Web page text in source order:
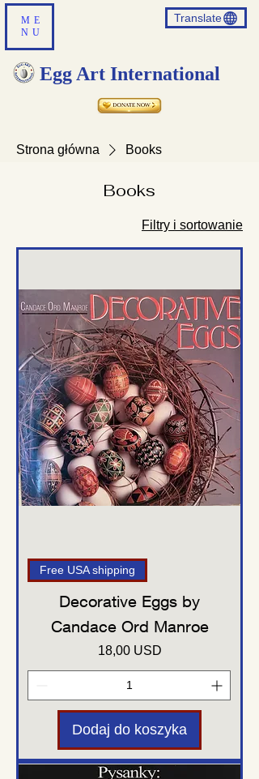
ME
NU
Translate
Egg Art International
Strona główna Books
Books
Filtry i sortowanie
Free USA shipping
Decorative Eggs by
Candace Ord Manroe
Cena
18,00 USD
Dodaj do koszyka